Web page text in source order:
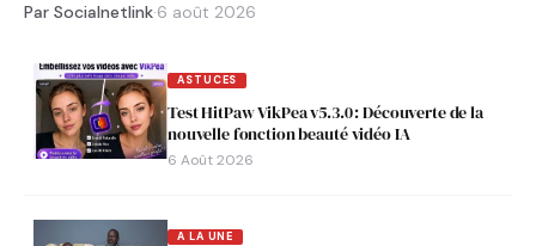
Par Socialnetlink·6 août 2026
ASTUCES
Test HitPaw VikPea v5.3.0 : Découverte de la
nouvelle fonction beauté vidéo IA
6 Août 2026
A LA UNE